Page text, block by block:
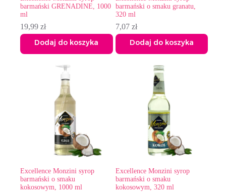
barmański GRENADINE, 1000
ml
19,99 zł
Dodaj do koszyka
barmański o smaku granatu,
320 ml
7,07 zł
Dodaj do koszyka
Excellence Monzini syrop
barmański o smaku
kokosowym, 1000 ml
Excellence Monzini syrop
barmański o smaku
kokosowym, 320 ml